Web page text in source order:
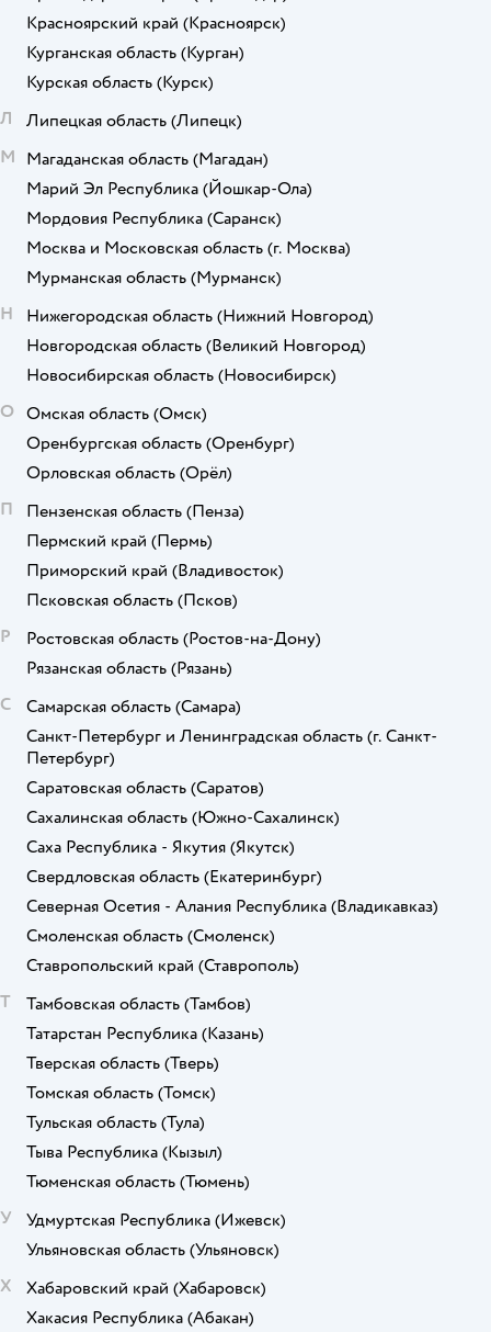
Красноярский край (Красноярск)
Курганская область (Курган)
Курская область (Курск)
Л
Липецкая область (Липецк)
М Магаданская область (Магадан)
Марий Эл Республика (Йошкар-Ола)
Мордовия Республика (Саранск)
Москва и Московская область (г. Москва)
Мурманская область (Мурманск)
Н
Нижегородская область (Нижний Новгород)
Новгородская область (Великий Новгород)
Новосибирская область (Новосибирск)
О Омская область (Омск)
Оренбургская область (Оренбург)
Орловская область (Орёл)
П
Пензенская область (Пенза)
Пермский край (Пермь)
Приморский край (Владивосток)
Псковская область (Псков)
Р
Ростовская область (Ростов-на-Дону)
Рязанская область (Рязань)
С
Самарская область (Самара)
Санкт-Петербург и Ленинградская область (г. Санкт-
Петербург)
Саратовская область (Саратов)
Сахалинская область (Южно-Сахалинск)
Саха Республика - Якутия (Якутск)
Свердловская область (Екатеринбург)
Северная Осетия - Алания Республика (Владикавказ)
Смоленская область (Смоленск)
Ставропольский край (Ставрополь)
Т
Тамбовская область (Тамбов)
Татарстан Республика (Казань)
Тверская область (Тверь)
Томская область (Томск)
Тульская область (Тула)
Тыва Республика (Кызыл)
Тюменская область (Тюмень)
У
Удмуртская Республика (Ижевск)
Ульяновская область (Ульяновск)
Х
Хабаровский край (Хабаровск)
Хакасия Республика (Абакан)